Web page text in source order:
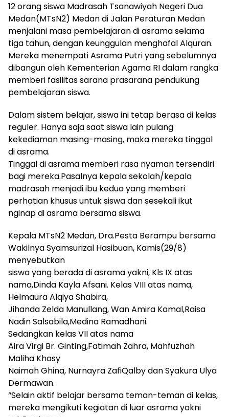
12 orang siswa Madrasah Tsanawiyah Negeri Dua
Medan(MTsN2) Medan di Jalan Peraturan Medan
menjalani masa pembelajaran di asrama selama
tiga tahun, dengan keunggulan menghafal Alquran.
Mereka menempati Asrama Putri yang sebelumnya
dibangun oleh Kementerian Agama RI dalam rangka
memberi fasilitas sarana prasarana pendukung
pembelajaran siswa.
Dalam sistem belajar, siswa ini tetap berasa di kelas
reguler. Hanya saja saat siswa lain pulang
kekediaman masing-masing, maka mereka tinggal
di asrama.
Tinggal di asrama memberi rasa nyaman tersendiri
bagi mereka.Pasalnya kepala sekolah/kepala
madrasah menjadi ibu kedua yang memberi
perhatian khusus untuk siswa dan sesekali ikut
nginap di asrama bersama siswa.
Kepala MTsN2 Medan, Dra.Pesta Berampu bersama
Wakilnya Syamsurizal Hasibuan, Kamis(29/8)
menyebutkan
siswa yang berada di asrama yakni, Kls IX atas
nama,Dinda Kayla Afsani. Kelas VIII atas nama,
Helmaura Alqiya Shabira,
Jihanda Zelda Manullang, Wan Amira Kamal,Raisa
Nadin Salsabila,Medina Ramadhani.
Sedangkan kelas VII atas nama
Aira Virgi Br. Ginting,Fatimah Zahra, Mahfuzhah
Maliha Khasy
Naimah Ghina, Nurnayra ZafiQalby dan Syakura Ulya
Dermawan.
“Selain aktif belajar bersama teman-teman di kelas,
mereka mengikuti kegiatan di luar asrama yakni